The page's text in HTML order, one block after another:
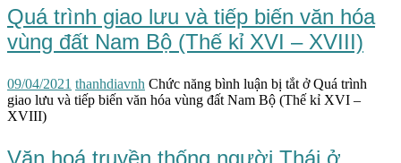
Quá trình giao lưu và tiếp biến văn hóa
vùng đất Nam Bộ (Thế kỉ XVI – XVIII)
09/04/2021 thanhdiavnh Chức năng bình luận bị tắt ở Quá trình
giao lưu và tiếp biến văn hóa vùng đất Nam Bộ (Thế kỉ XVI –
XVIII)
Văn hoá truyền thống người Thái ở